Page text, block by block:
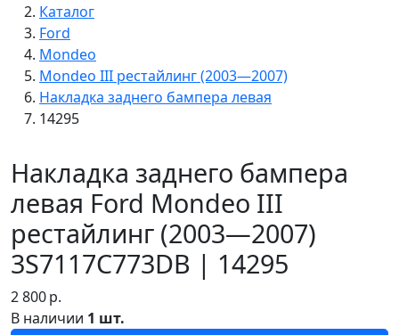
Каталог
Ford
Mondeo
Mondeo III рестайлинг (2003—2007)
Накладка заднего бампера левая
14295
Накладка заднего бампера
левая Ford Mondeo III
рестайлинг (2003—2007)
3S7117C773DB | 14295
2 800р.
В наличии 1 шт.